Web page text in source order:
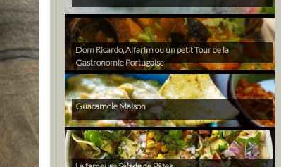
Dom Ricardo, Alfarim ou un petit Tour de la
Gastronomie Portugaise
Guacamole Maison